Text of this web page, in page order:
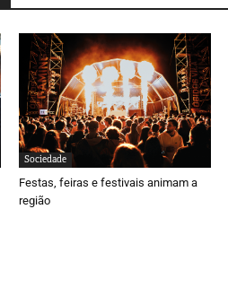
Sociedade
Festas, feiras e festivais animam a
região